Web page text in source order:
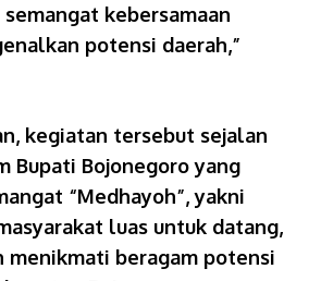
kebersamaan
potensi daerah,”
kegiatan tersebut sejalan
Bupati Bojonegoro yang
“Medhayoh”, yakni
luas untuk datang,
menikmati beragam potensi